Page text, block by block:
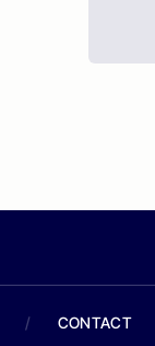
/ CONTACT